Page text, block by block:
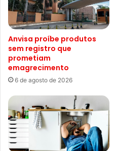
Anvisa proíbe produtos
sem registro que
prometiam
emagrecimento
6 de agosto de 2026